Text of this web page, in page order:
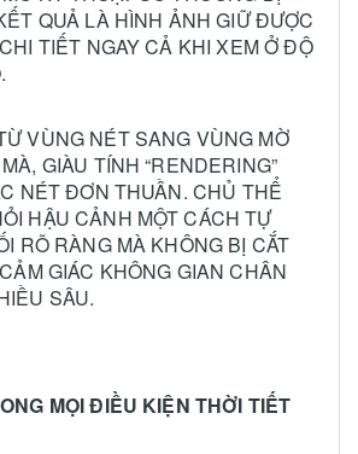
QUẢ LÀ HÌNH ẢNH GIỮ ĐƯỢC
TIẾT NGAY CẢ KHI XEM Ở ĐỘ
VÙNG NÉT SANG VÙNG MỜ
GIÀU TÍNH “RENDERING”
NÉT ĐƠN THUẦN. CHỦ THỂ
HẬU CẢNH MỘT CÁCH TỰ
RÕ RÀNG MÀ KHÔNG BỊ CẮT
GIÁC KHÔNG GIAN CHÂN
SÂU.
MỌI ĐIỀU KIỆN THỜI TIẾT